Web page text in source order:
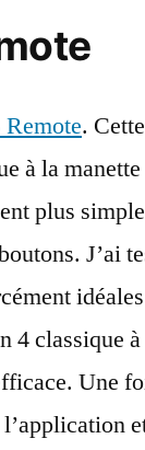
Remote.
à la
plus
J’ai
4 classique
Une